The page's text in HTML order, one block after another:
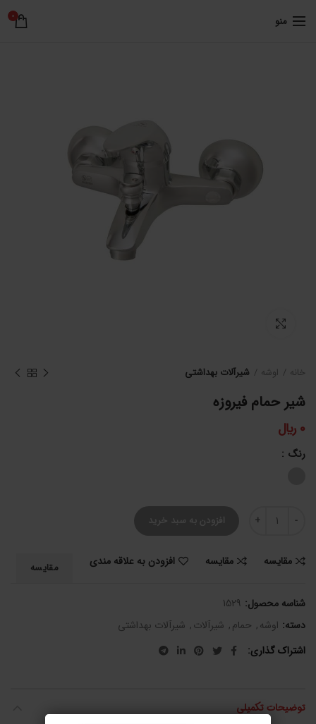
منو 0
خانه اوشه شیرآلات بهداشتی
شیر حمام فیروزه
0 ﷼
رنگ
شیر حمام فیروزه عدد افزودن به سبد خرید
مقایسه مقایسه افزودن به علاقه مندی مقایسه
شناسه محصول: 1529
دسته: اوشه, حمام, شیرآلات, شیرآلات بهداشتی
اشتراک گذاری
توضیحات تکمیلی